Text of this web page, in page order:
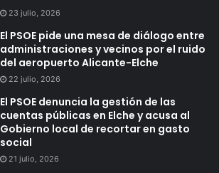
23 julio, 2026
El PSOE pide una mesa de diálogo entre
administraciones y vecinos por el ruido
del aeropuerto Alicante-Elche
22 julio, 2026
El PSOE denuncia la gestión de las
cuentas públicas en Elche y acusa al
Gobierno local de recortar en gasto
social
21 julio, 2026